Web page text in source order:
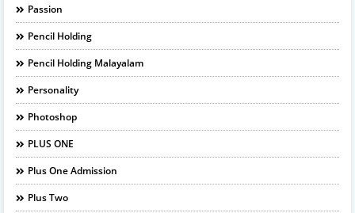
Passion
Pencil Holding
Pencil Holding Malayalam
Personality
Photoshop
PLUS ONE
Plus One Admission
Plus Two